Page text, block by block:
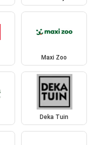
Maxi Zoo
Deka Tuin